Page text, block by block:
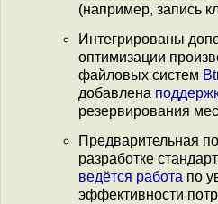
(например, запись
Интегрированы
оптимизации
файловых систем
добавлена
резервирования
Предварительная
разработке
ведётся работа по
эффективности